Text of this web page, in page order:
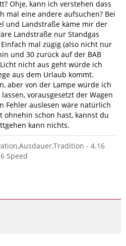
Ohje, kann ich verstehen dass
mal eine andere aufsuchen? Bei
und Landstraße käme mir der
Landstraße nur Standgas
mal zügig (also nicht nur
und 30 zurück auf der BAB
nicht aus geht würde ich
aus dem Urlaub kommt.
aber von der Lampe würde ich
vorausgesetzt der Wagen
Fehler auslesen wäre natürlich
ohnehin schon hast, kannst du
kann nichts.
- 4.16
Speed